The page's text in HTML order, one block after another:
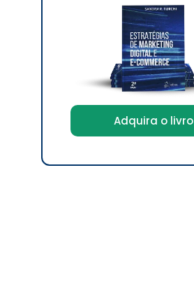
Adquira o livro